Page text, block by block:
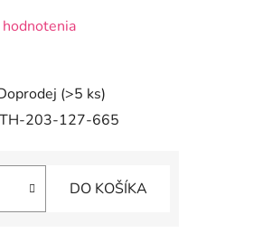
(>5 ks)
TH-203-127-665
DO KOŠÍKA